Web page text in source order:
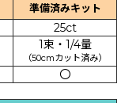
準備済みキット
25ct
1束・1/4量
（50cmカット済み）
〇